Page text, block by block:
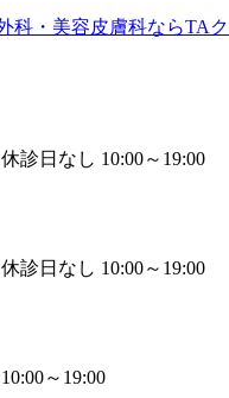
休診日なし 10:00～19:00
休診日なし 10:00～19:00
10:00～19:00